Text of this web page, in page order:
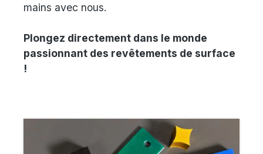
mains avec nous.
Plongez directement dans le monde
passionnant des revêtements de surface
!